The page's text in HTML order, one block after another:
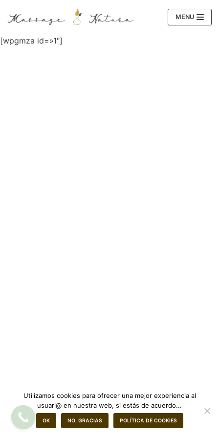
al
contenido
MENU
[wpgmza id=»1″]
Utilizamos cookies para ofrecer una mejor experiencia al
usuari@ en nuestra web, si estás de acuerdo...
OK NO, GRACIAS POLÍTICA DE COOKIES